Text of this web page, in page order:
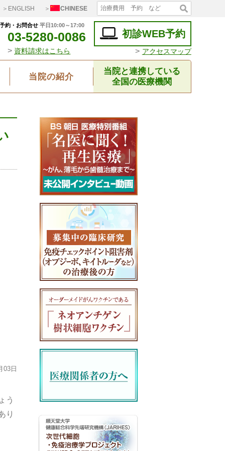
＞ENGLISH ＞ CHINESE
約・お問合せ 平日10:00～17:00
03-5280-0086
> 資料請求はこちら
初診WEB予約
> アクセスマップ
当院の紹介
当院と連携している
全国の医療機関
03日
う
り